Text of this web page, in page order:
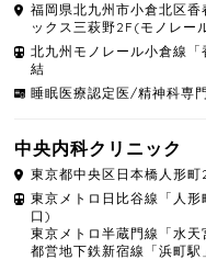
福岡県北九州市小倉北区香
ックス三萩野2F(モノレー
北九州モノレール小倉線
結
睡眠医療認定医/精神科専
中央内科クリニック
東京都中央区 日本橋人形
東京メトロ日比谷線「人
口)
東京メトロ半蔵門線「水天
都営地下鉄新宿線「浜町駅